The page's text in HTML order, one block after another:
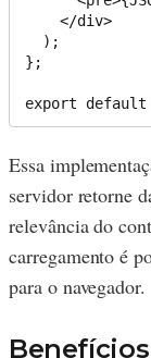
};
Essa
servidor retorne
relevância do
carregamento é
para o navegador.